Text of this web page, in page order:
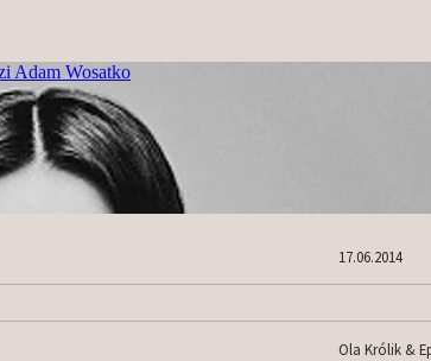
17.06.2014
Ola Królik &